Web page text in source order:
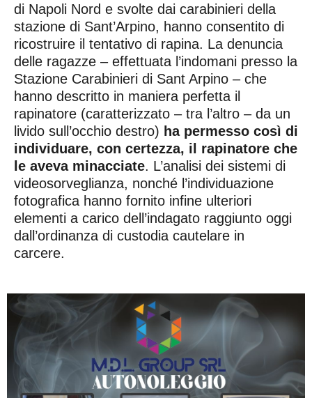
di Napoli Nord e svolte dai carabinieri della
stazione di Sant’Arpino, hanno consentito di
ricostruire il tentativo di rapina. La denuncia
delle ragazze – effettuata l’indomani presso la
Stazione Carabinieri di Sant Arpino – che
hanno descritto in maniera perfetta il
rapinatore (caratterizzato – tra l’altro – da un
livido sull’occhio destro) ha permesso così di
individuare, con certezza, il rapinatore che
le aveva minacciate. L’analisi dei sistemi di
videosorveglianza, nonché l’individuazione
fotografica hanno fornito infine ulteriori
elementi a carico dell’indagato raggiunto oggi
dall’ordinanza di custodia cautelare in
carcere.